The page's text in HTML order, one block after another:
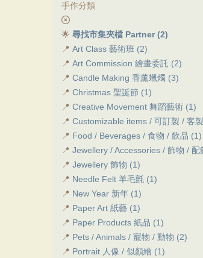
手作分類
🌟 尋找市集夾檔 Partner (2)
📍 Art Class 藝術班 (2)
📍 Art Commission 繪畫委託 (2)
📍 Candle Making 香薰蠟燭 (3)
📍 Christmas 聖誕節 (1)
📍 Creative Movement 舞蹈藝術 (1)
📍 Customizable items / 可訂製 / 客
📍 Food / Beverages / 食物 / 飲品 (1)
📍 Jewellery / Accessories / 飾物 / 配
📍 Jewellery 飾物 (1)
📍 Needle Felt 羊毛氈 (1)
📍 New Year 新年 (1)
📍 Paper Art 紙藝 (1)
📍 Paper Products 紙品 (1)
📍 Pets / Animals / 寵物 / 動物 (2)
📍 Portrait 人像 / 似顏繪 (1)